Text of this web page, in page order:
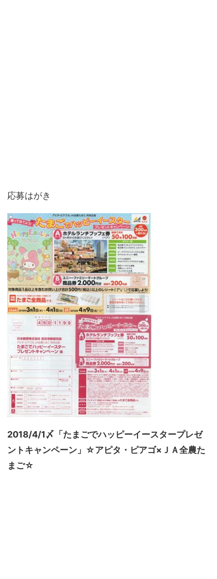
応募はがき
2018/4/1〆「たまごでハッピーイースタープレゼ
ントキャンペーン」☆アピタ・ピアゴ×ＪＡ全農た
まご☆